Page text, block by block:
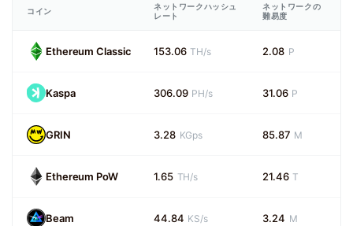
コイン
ネットワークハッシュ
レート
ネットワークの
難易度
Ethereum Classic 153.06 TH/s 2.08 P
Kaspa 306.09 PH/s 31.06 P
GRIN 3.28 KGps 85.87 M
Ethereum PoW 1.65 TH/s 21.46 T
Beam 44.84 KS/s 3.24 M